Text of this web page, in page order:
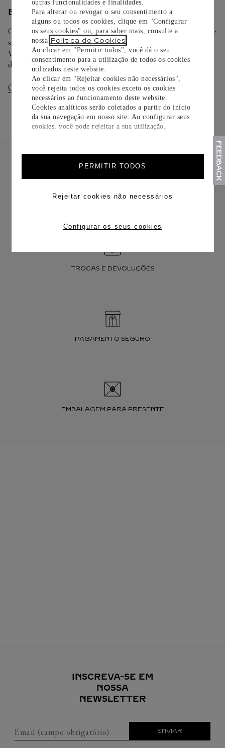
outras funcionalidades e finalidades.
Para alterar ou revogar o seu consentimento a
alguns ou todos os cookies, clique em "Configurar
os seus cookies" ou, para saber mais, consulte a
nossa Política de Cookies
Ao clicar em "Permitir todos", você dá o seu
consentimento para a utilização de todos os cookies
utilizados neste website.
Ao clicar em "Rejeitar cookies não necessários",
você rejeita todos os cookies exceto os cookies
necessários ao funcionamento deste website.
Cookies analíticos serão coletados a partir do início
da sua navegação em nosso site. Ao configurar seus
cookies, você pode rejeitar a sua utilização.
PERMITIR TODOS
Rejeitar cookies não necessários
Configurar os seus cookies
ENTREGA/DEVOLUÇÃO
Oferecemos diferentes opções de entrega. Selecione o envio de
sua preferência na finalização de seu pedido.
Você pode trocar ou devolver sua criação Cartier em até 30
dias.
Consultar Entregas Consultar Devoluções
FRETE CORTESIA
TROCAS E DEVOLUÇÕES
PAGAMENTO SEGURO
EMBALAGEM PARA PRESENTE
INSCREVA-SE EM
NOSSA
NEWSLETTER
Email (campo obrigatório) ENVIAR